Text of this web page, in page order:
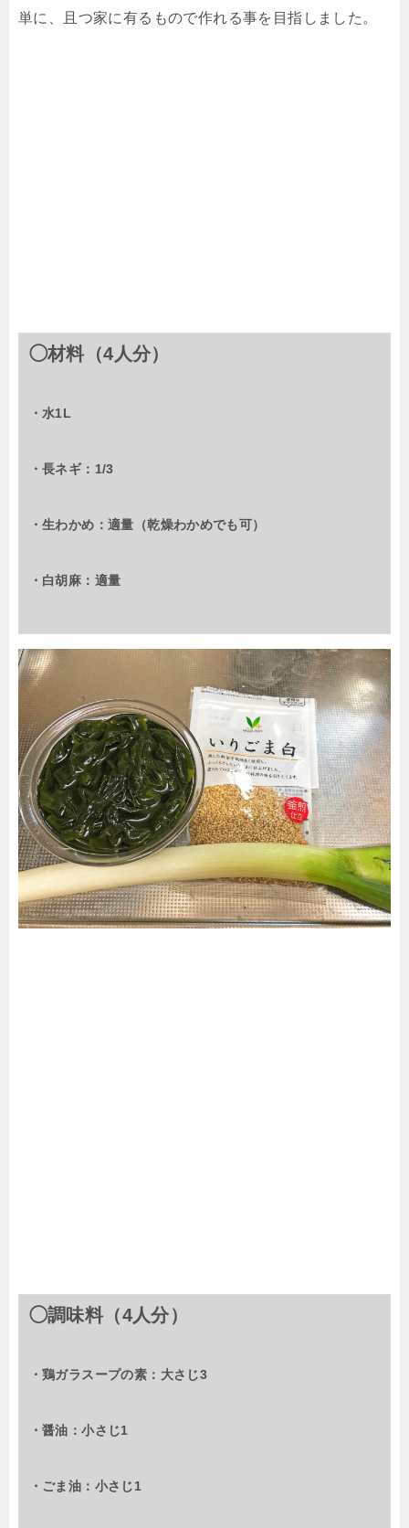
単に、且つ家に有るもので作れる事を目指しました。
◯材料（4人分）
・水1L
・長ネギ：1/3
・生わかめ：適量（乾燥わかめでも可）
・白胡麻：適量
◯調味料（4人分）
・鶏ガラスープの素：大さじ3
・醤油：小さじ1
・ごま油：小さじ1